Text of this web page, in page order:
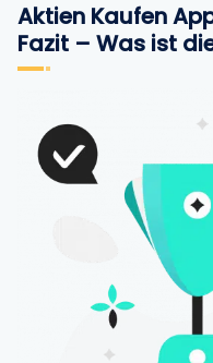
Aktien Kaufen
Fazit – Was ist